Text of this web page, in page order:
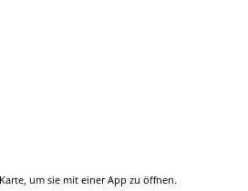
um sie mit einer App zu öffnen.